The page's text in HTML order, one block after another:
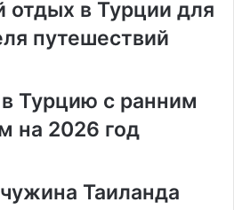
в Турции для
путешествий
Турцию с ранним
на 2026 год
Таиланда